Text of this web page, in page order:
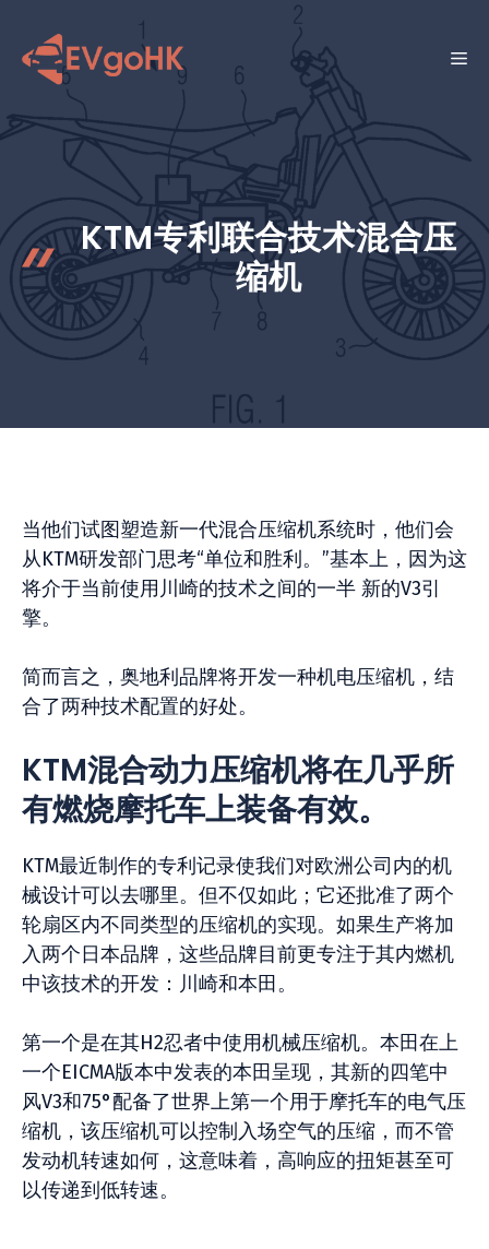
菜
KTM专利联合技术混合压
缩机
当他们试图塑造新一代混合压缩机系统时，他们会
从KTM研发部门思考“单位和胜利。”基本上，因为这
将介于当前使用川崎的技术之间的一半 新的V3引
擎。
简而言之，奥地利品牌将开发一种机电压缩机，结
合了两种技术配置的好处。
KTM混合动力压缩机将在几乎所
有燃烧摩托车上装备有效。
KTM最近制作的专利记录使我们对欧洲公司内的机
械设计可以去哪里。但不仅如此；它还批准了两个
轮扇区内不同类型的压缩机的实现。如果生产将加
入两个日本品牌，这些品牌目前更专注于其内燃机
中该技术的开发：川崎和本田。
第一个是在其H2忍者中使用机械压缩机。本田在上
一个EICMA版本中发表的本田呈现，其新的四笔中
风V3和75°配备了世界上第一个用于摩托车的电气压
缩机，该压缩机可以控制入场空气的压缩，而不管
发动机转速如何，这意味着，高响应的扭矩甚至可
以传递到低转速。